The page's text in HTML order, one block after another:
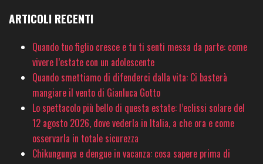
ARTICOLI RECENTI
Quando tuo figlio cresce e tu ti senti messa da parte: come
vivere l’estate con un adolescente
Quando smettiamo di difenderci dalla vita: Ci basterà
mangiare il vento di Gianluca Gotto
Lo spettacolo più bello di questa estate: l’eclissi solare del
12 agosto 2026, dove vederla in Italia, a che ora e come
osservarla in totale sicurezza
Chikungunya e dengue in vacanza: cosa sapere prima di